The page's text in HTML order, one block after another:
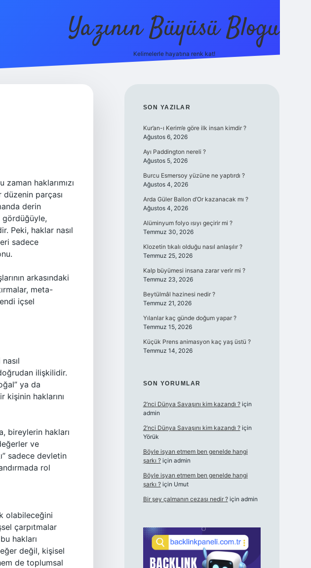
Yazının Büyüsü Blogu
Kelimelerle hayatına renk kat!
haklarımızı
parçası
derin
gördüğüyle,
Peki, haklar nasıl
sadece
arkasındaki
meta-
içsel
ilişkilidir.
ya da
kişinin haklarını
bireylerin hakları
ve
sadece devletin
rol
olabileceğini
çarpıtmalar
hakları
değil, kişisel
de toplumsal
SIDEBAR
SON YAZILAR
Kur’an-ı Kerim’e göre ilk insan kimdir ?
Ağustos 6, 2026
Ayı Paddington nereli ?
Ağustos 5, 2026
Burcu Esmersoy yüzüne ne yaptırdı ?
Ağustos 4, 2026
Arda Güler Ballon d’Or kazanacak mı ?
Ağustos 4, 2026
Alüminyum folyo ısıyı geçirir mi ?
Temmuz 30, 2026
Klozetin tıkalı olduğu nasıl anlaşılır ?
Temmuz 25, 2026
Kalp büyümesi insana zarar verir mi ?
Temmuz 23, 2026
Beytülmâl hazinesi nedir ?
Temmuz 21, 2026
Yılanlar kaç günde doğum yapar ?
Temmuz 15, 2026
Küçük Prens animasyon kaç yaş üstü ?
Temmuz 14, 2026
SON YORUMLAR
2’nci Dünya Savaşını kim kazandı ?için
admin
2’nci Dünya Savaşını kim kazandı ?için
Yörük
Böyle isyan etmem ben genelde hangi
şarkı ?için admin
Böyle isyan etmem ben genelde hangi
şarkı ?için Umut
Bir şey çalmanın cezası nedir ?için admin